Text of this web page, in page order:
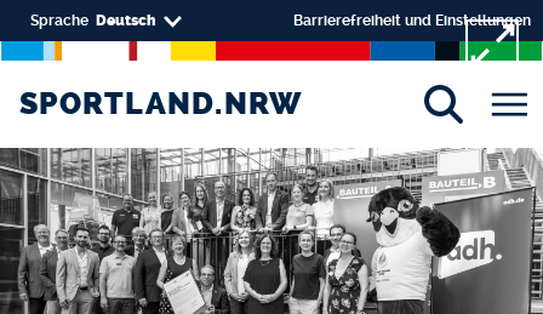
Direkt zum Inhalt
Select your language
Sprache Deutsch Barrierefreiheit und Einstellungen
SPORTLAND.NRW
SPORTLAND.NRW